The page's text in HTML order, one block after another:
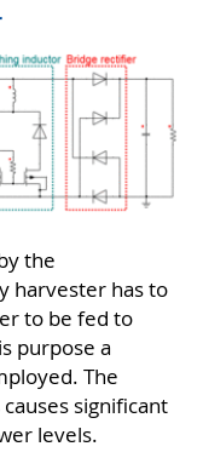
the
harvester has to
to be fed to
purpose a
The
significant
levels.